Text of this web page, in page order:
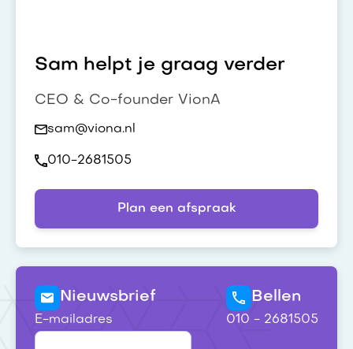
Sam helpt je graag verder
CEO & Co-founder VionA
sam@viona.nl
010-2681505
Plan een afspraak
Nieuwsbrief
E-mailadres
Bellen
010 - 2681505